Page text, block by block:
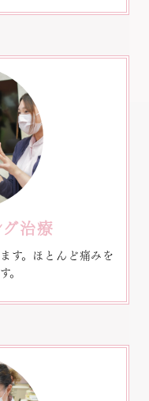
治療
す。ほとんど痛みを
。